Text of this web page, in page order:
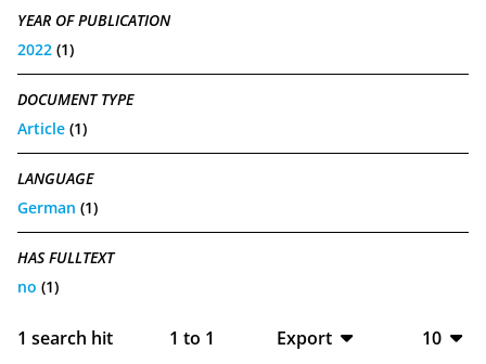
YEAR OF PUBLICATION
2022 (1)
DOCUMENT TYPE
Article (1)
LANGUAGE
German (1)
HAS FULLTEXT
no (1)
1 search hit 1 to 1
Export
10